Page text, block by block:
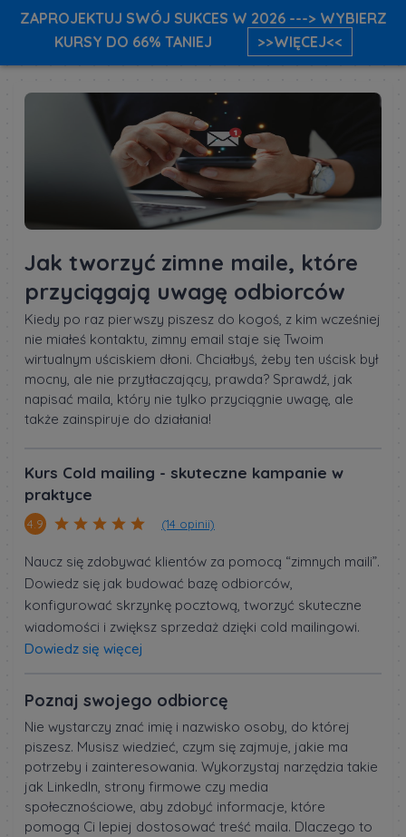
Jak tworzyć zimne maile, które
przyciągają uwagę odbiorców
Kiedy po raz pierwszy piszesz do kogoś, z kim wcześniej
nie miałeś kontaktu, zimny email staje się Twoim
wirtualnym uściskiem dłoni. Chciałbyś, żeby ten uścisk był
mocny, ale nie przytłaczający, prawda? Sprawdź, jak
napisać maila, który nie tylko przyciągnie uwagę, ale
także zainspiruje do działania!
Kurs Cold mailing - skuteczne kampanie w
praktyce
4.9 (14 opinii)
Naucz się zdobywać klientów za pomocą “zimnych maili”.
Dowiedz się jak budować bazę odbiorców,
konfigurować skrzynkę pocztową, tworzyć skuteczne
wiadomości i zwiększ sprzedaż dzięki cold mailingowi.
Dowiedz się więcej
Poznaj swojego odbiorcę
Nie wystarczy znać imię i nazwisko osoby, do której
piszesz. Musisz wiedzieć, czym się zajmuje, jakie ma
potrzeby i zainteresowania. Wykorzystaj narzędzia takie
jak LinkedIn, strony firmowe czy media
społecznościowe, aby zdobyć informacje, które
pomogą Ci lepiej dostosować treść maila. Dlaczego to
ZAPROJEKTUJ SWÓJ SUKCES W 2026 ---> WYBIERZ
KURSY DO 66% TANIEJ
>>WIĘCEJ<<